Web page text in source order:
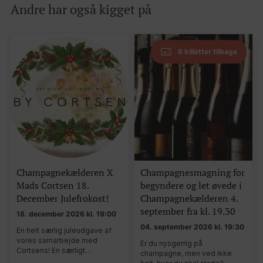
Andre har også kigget på
Champagnekælderen X
Mads Cortsen 18.
December Julefrokost!
18. december 2026 kl. 19:00
En helt særlig juleudgave af
vores samarbejde med
Cortsens! En særligt…
Champagnesmagning for
begyndere og let øvede i
Champagnekælderen 4.
september fra kl. 19.30
04. september 2026 kl. 19:30
Er du nysgerrig på
champagne, men ved ikke
6 billetter tilbage